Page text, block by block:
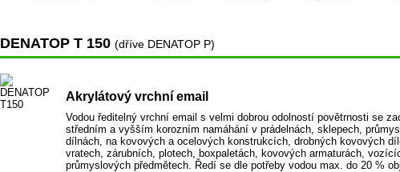
DENATOP T 150 (dříve DENATOP P)
Akrylátový vrchní email
Vodou ředitelný vrchní email s velmi dobrou odolností povětrnosti se
středním a vyšším korozním namáhání v prádelnách, sklepech,
dílnách, na kovových a ocelových konstrukcích, drobných kovových
vratech, zárubních, plotech, boxpaletách, kovových armaturách,
průmyslových předmětech. Ředí se dle potřeby vodou max. do 20 %